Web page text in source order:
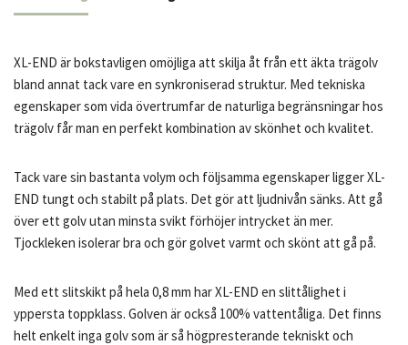
XL-END är bokstavligen omöjliga att skilja åt från ett äkta trägolv
bland annat tack vare en synkroniserad struktur. Med tekniska
egenskaper som vida övertrumfar de naturliga begränsningar hos
trägolv får man en perfekt kombination av skönhet och kvalitet.
Tack vare sin bastanta volym och följsamma egenskaper ligger XL-
END tungt och stabilt på plats. Det gör att ljudnivån sänks. Att gå
över ett golv utan minsta svikt förhöjer intrycket än mer.
Tjockleken isolerar bra och gör golvet varmt och skönt att gå på.
Med ett slitskikt på hela 0,8 mm har XL-END en slittålighet i
yppersta toppklass. Golven är också 100% vattentåliga. Det finns
helt enkelt inga golv som är så högpresterande tekniskt och